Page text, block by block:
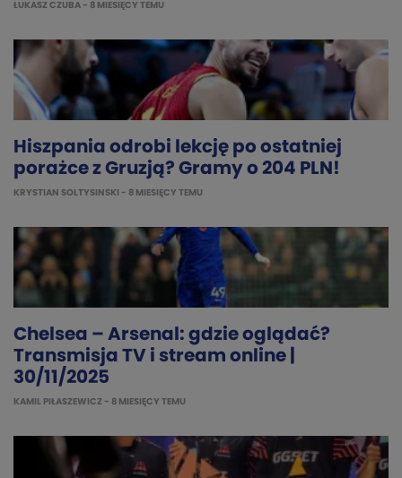
ŁUKASZ CZUBA - 8 MIESIĘCY TEMU
Hiszpania odrobi lekcję po ostatniej
porażce z Gruzją? Gramy o 204 PLN!
KRYSTIAN SOLTYSINSKI - 8 MIESIĘCY TEMU
Chelsea – Arsenal: gdzie oglądać?
Transmisja TV i stream online |
30/11/2025
KAMIL PIŁASZEWICZ - 8 MIESIĘCY TEMU